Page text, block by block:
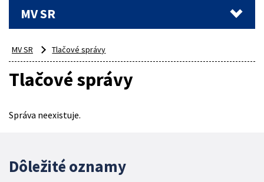
MV SR
MV SR Tlačové správy
Tlačové správy
Správa neexistuje.
Dôležité oznamy